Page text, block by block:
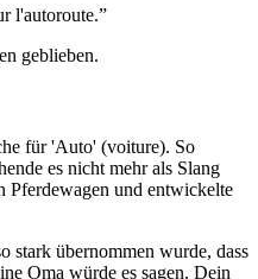
l'autoroute.”
geblieben.
für 'Auto' (voiture). So
es nicht mehr als Slang
Pferdewagen und entwickelte
stark übernommen wurde, dass
Oma würde es sagen. Dein